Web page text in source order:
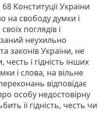
Конституції України
на свободу думки і
поглядів і
неухильно
законів України, не
і гідність інших
і слова, на вільне
відповідає
особу недостовірну
її гідність, честь чи